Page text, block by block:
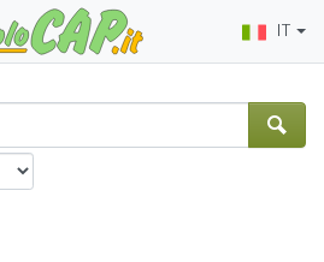
IT